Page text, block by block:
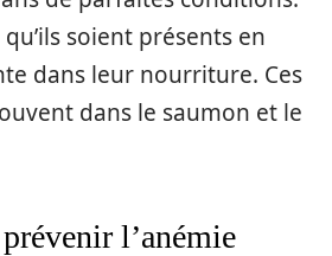
soient présents en
dans leur nourriture. Ces
dans le saumon et le
l’anémie